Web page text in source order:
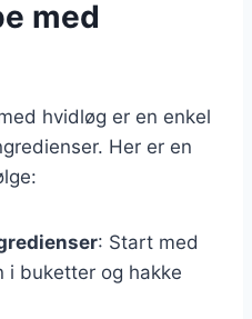
med
hvidløg er en enkel
Her er en
: Start med
buketter og hakke